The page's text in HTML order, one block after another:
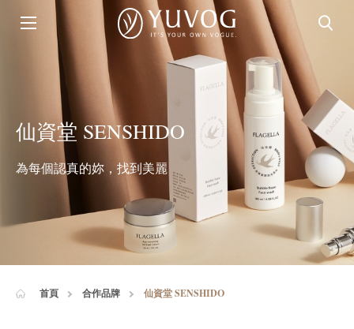
仙資堂 SENSHIDO
為每個認真的妳，找到美麗
首頁 合作品牌 仙資堂 SENSHIDO